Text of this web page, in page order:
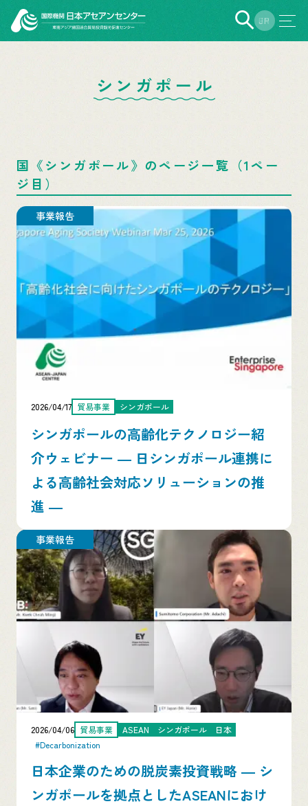
EN
JP
シンガポール
国《シンガポール》のページ一覧（1ペー
ジ目）
事業報告
2026/04/17 貿易事業 シンガポール
シンガポールの高齢化テクノロジー紹
介ウェビナー ― 日シンガポール連携に
よる高齢社会対応ソリューションの推
進 ―
事業報告
2026/04/06 貿易事業 ASEAN シンガポール
日本
#Decarbonization
日本企業のための脱炭素投資戦略 ― シ
ンガポールを拠点としたASEANにおけ